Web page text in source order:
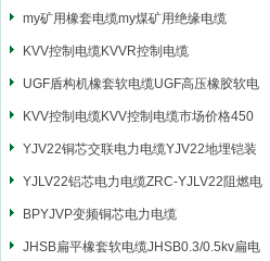
my矿用橡套电缆my煤矿用绝缘电缆
KVV控制电缆KVVR控制电缆
UGF盾构机橡套软电缆UGF高压橡胶软电
缆
KVV控制电缆KVV控制电缆市场价格450
YJV22铜芯交联电力电缆YJV22地埋铠装
电源电缆
YJLV22铝芯电力电缆ZRC-YJLV22阻燃电
力电缆
BPYJVP变频铜芯电力电缆
JHSB扁平橡套软电缆JHSB0.3/0.5kv扁电